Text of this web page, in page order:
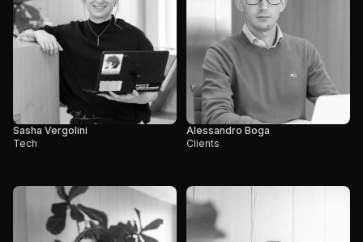
Sasha Vergolini
Tech
Alessandro Boga
Clients